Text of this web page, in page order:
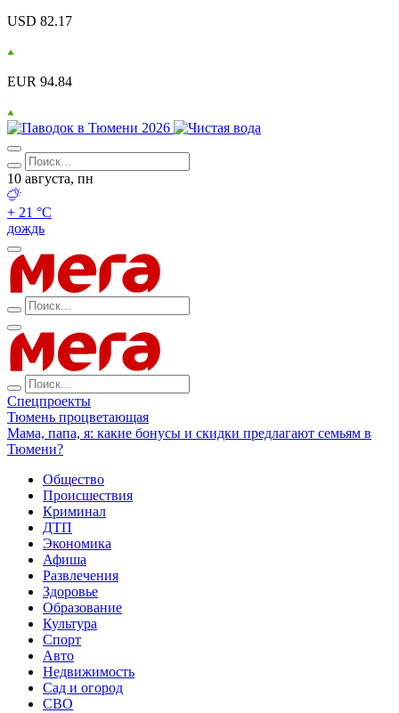
USD 82.17
EUR 94.84
10 августа, пн
+ 21 °С
дождь
Спецпроекты
Тюмень процветающая
Мама, папа, я: какие бонусы и скидки предлагают семьям в
Тюмени?
Общество
Происшествия
Криминал
ДТП
Экономика
Афиша
Развлечения
Здоровье
Образование
Культура
Спорт
Авто
Недвижимость
Сад и огород
СВО